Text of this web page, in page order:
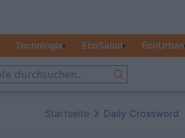
Tecnología EcoSalud EcoUrban
Startseite Daily Crossword